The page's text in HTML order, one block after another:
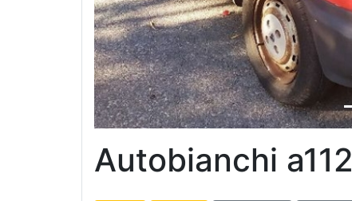
Autobianchi a112